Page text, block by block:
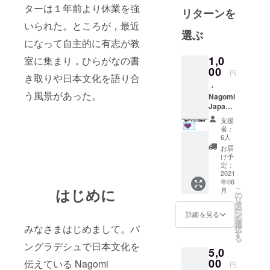
ターは１年前より休業を強
いられた。ところが，最近
になって自主的に有志が教
室に集まり，ひらがなの書
き取りや日本文化を語り合
う風景があった。
はじめに
みなさまはじめまして。バ
ングラデシュで日本文化を
伝えている Nagomi
本語・文化
の啓発活動
をしている
日本語セン
ターの再興
としてエン
トリーさせ
ていただき
リターンを
選ぶ
1,0
00 円
・
Nagomi
Japane
se
Langua
Center
CEO
より感
謝メー
ル ・会
計報告
及び活
動報告
をEメー
ルでお
しま
す。
支援
者：
6人
お届
け予
定：
2021
年06
月
詳細を見る
こ
の
リ
タ
ー
ン
を
選
択
す
る
5,0
00 円